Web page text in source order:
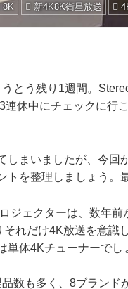
8K 新4K8K衛星放送
とう残り1週間。
休中にチェックに行
まいましたが、今回
を整理しましょう。
ェクターは、数年前
れだけ4K放送を意識
体4Kチューナーでし
数も多く、8ブランド